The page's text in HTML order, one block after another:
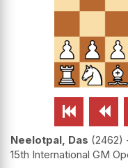
 
Neelotpal, Das 2462
15th International GM